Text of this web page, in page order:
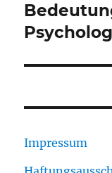
Beitrag:
Impressum